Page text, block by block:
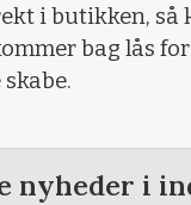
i butikken, så
bag lås
nyheder i